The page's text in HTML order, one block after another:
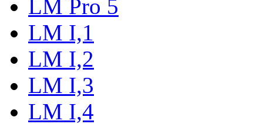
LM Pro 5
LM I,1
LM I,2
LM I,3
LM I,4